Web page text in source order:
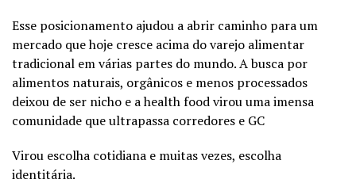
Esse posicionamento ajudou a abrir caminho para um
mercado que hoje cresce acima do varejo alimentar
tradicional em várias partes do mundo. A busca por
alimentos naturais, orgânicos e menos processados
deixou de ser nicho e a health food virou uma imensa
comunidade que ultrapassa corredores e GC
Virou escolha cotidiana e muitas vezes, escolha
identitária.